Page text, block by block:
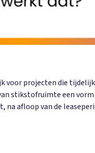
voor projecten die
stikstofruimte een
na afloop van de